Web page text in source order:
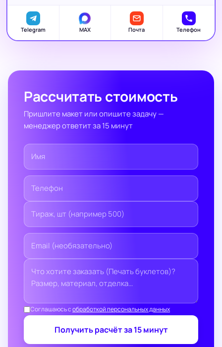
Telegram MAX Почта Телефон
Рассчитать стоимость
Пришлите макет или опишите задачу —
менеджер ответит за 15 минут
Соглашаюсь собработкой персональных данных
Получить расчёт за 15 минут